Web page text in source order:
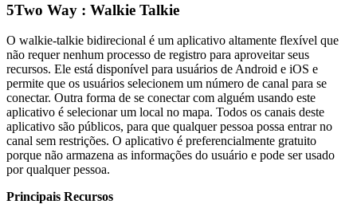
5Two Way : Walkie Talkie
O walkie-talkie bidirecional é um aplicativo altamente flexível que
não requer nenhum processo de registro para aproveitar seus
recursos. Ele está disponível para usuários de Android e iOS e
permite que os usuários selecionem um número de canal para se
conectar. Outra forma de se conectar com alguém usando este
aplicativo é selecionar um local no mapa. Todos os canais deste
aplicativo são públicos, para que qualquer pessoa possa entrar no
canal sem restrições. O aplicativo é preferencialmente gratuito
porque não armazena as informações do usuário e pode ser usado
por qualquer pessoa.
Principais Recursos